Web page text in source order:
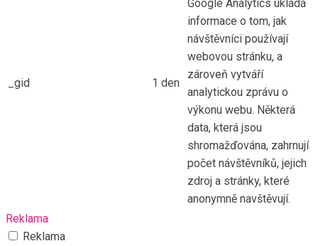
_gid 1 den
Google Analytics ukládá
informace o tom, jak
návštěvníci používají
webovou stránku, a
zároveň vytváří
analytickou zprávu o
výkonu webu. Některá
data, která jsou
shromažďována, zahrnují
počet návštěvníků, jejich
zdroj a stránky, které
anonymně navštěvují.
Reklama
Reklama